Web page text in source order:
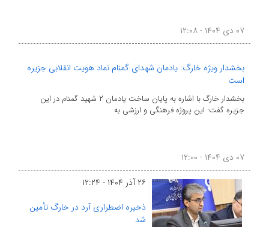
۰۷ دی ۱۴۰۴ - ۱۲:۰۸
بخشدار ویژه خارگ: یادمان شهدای گمنام نماد هویت انقلابی جزیره
است
بخشدار خارگ با اشاره به پایان ساخت یادمان ۲ شهید گمنام در این
جزیره گفت: این پروژه فرهنگی و ارزشی به
۰۷ دی ۱۴۰۴ - ۱۲:۰۰
۲۶ آذر ۱۴۰۴ - ۱۲:۲۴
ذخیره اضطراری آرد در خارگ تأمین
شد